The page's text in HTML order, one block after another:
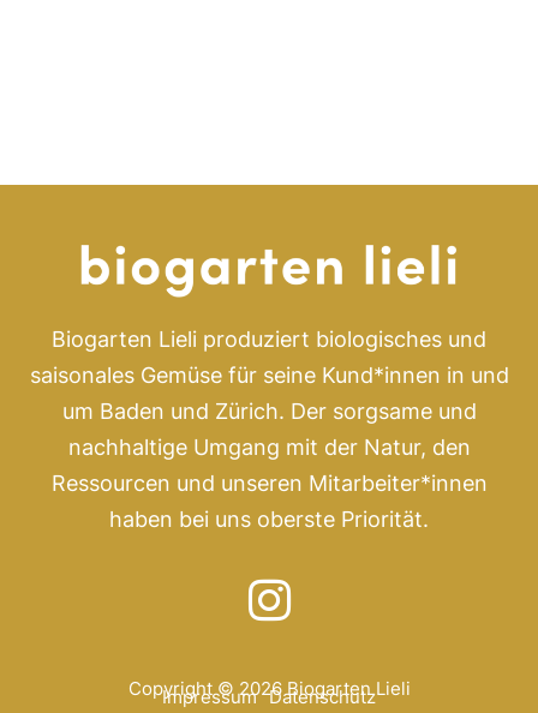
Biogarten Lieli produziert biologisches und
saisonales Gemüse für seine Kund*innen in und
um Baden und Zürich. Der sorgsame und
nachhaltige Umgang mit der Natur, den
Ressourcen und unseren Mitarbeiter*innen
haben bei uns oberste Priorität.
Copyright © 2026 Biogarten Lieli
Impressum Datenschutz